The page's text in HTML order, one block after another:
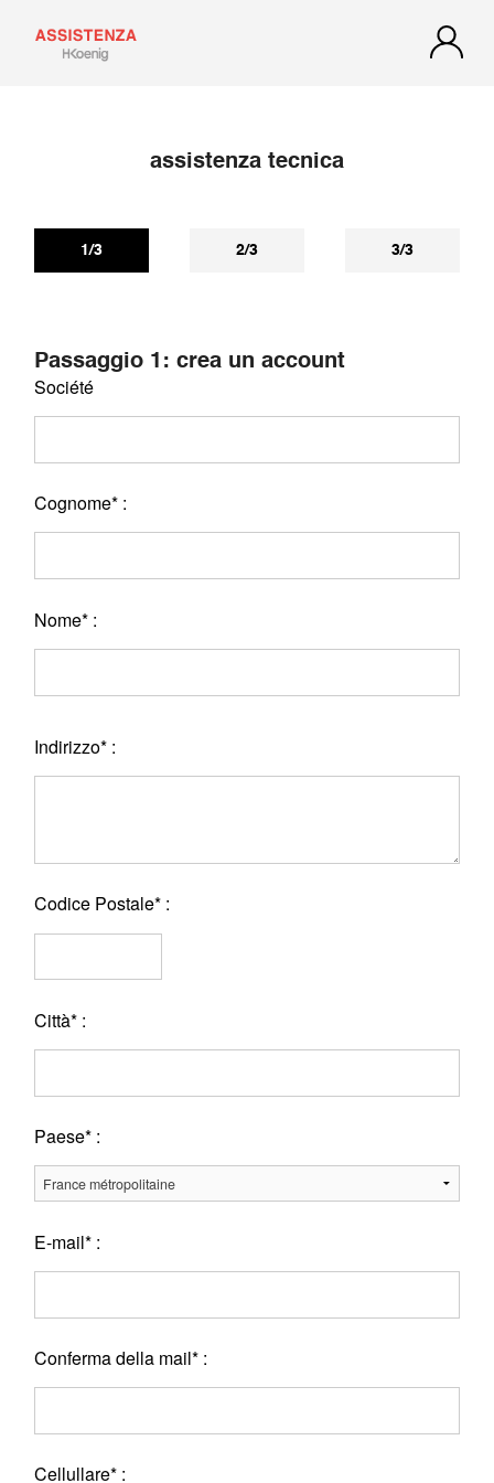
assistenza tecnica
1/3 2/3 3/3
Passaggio 1: crea un account
Société
Cognome* :
Nome* :
Indirizzo* :
Codice Postale* :
Città* :
Paese* :
E-mail* :
Conferma della mail* :
Cellullare* :